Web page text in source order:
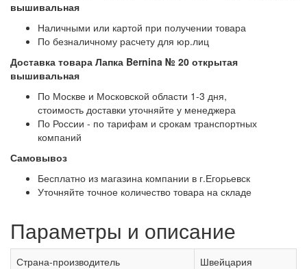
вышивальная
Наличными или картой при получении товара
По безналичному расчету для юр.лиц
Доставка товара Лапка Bernina № 20 открытая
вышивальная
По Москве и Московской области 1-3 дня,
стоимость доставки уточняйте у менеджера
По России - по тарифам и срокам транспортных
компаний
Самовывоз
Бесплатно из магазина компании в г.Егорьевск
Уточняйте точное количество товара на складе
Параметры и описание
Страна-производитель Швейцария